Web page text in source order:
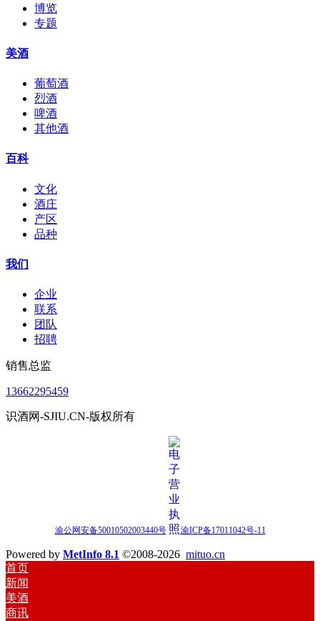
博览
专题
美酒
葡萄酒
烈酒
啤酒
其他酒
百科
文化
酒庄
产区
品种
我们
企业
联系
团队
招聘
销售总监
13662295459
识酒网-SJIU.CN-版权所有
渝公网安备50010502003440号 渝ICP备17011042号-11
Powered by MetInfo 8.1 ©2008-2026 mituo.cn
首页
新闻
美酒
商讯